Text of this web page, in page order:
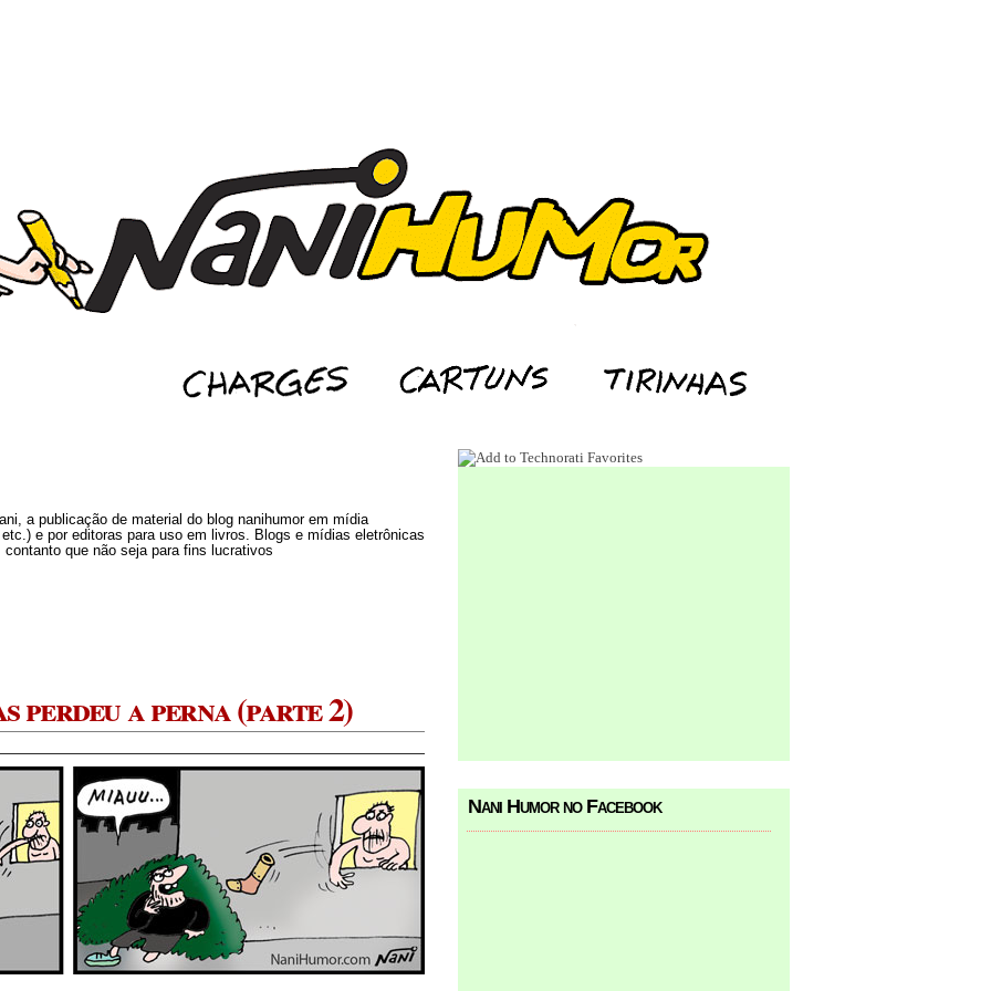
a publicação de material do blog nanihumor em mídia
e por editoras para uso em livros. Blogs e mídias eletrônicas
que não seja para fins lucrativos
perdeu a perna (parte 2)
Nani Humor no Facebook